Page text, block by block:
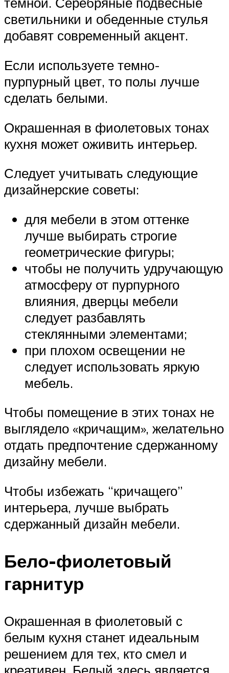
светильники и обеденные стулья
добавят современный акцент.
Если используете темно-
пурпурный цвет, то полы лучше
сделать белыми.
Окрашенная в фиолетовых тонах
кухня может оживить интерьер.
Следует учитывать следующие
дизайнерские советы:
для мебели в этом оттенке
лучше выбирать строгие
геометрические фигуры;
чтобы не получить удручающую
атмосферу от пурпурного
влияния, дверцы мебели
следует разбавлять
стеклянными элементами;
при плохом освещении не
следует использовать яркую
мебель.
Чтобы помещение в этих тонах не
выглядело «кричащим», желательно
отдать предпочтение сдержанному
дизайну мебели.
Чтобы избежать “кричащего”
интерьера, лучше выбрать
сдержанный дизайн мебели.
Бело-фиолетовый
гарнитур
Окрашенная в фиолетовый с
белым кухня станет идеальным
решением для тех, кто смел и